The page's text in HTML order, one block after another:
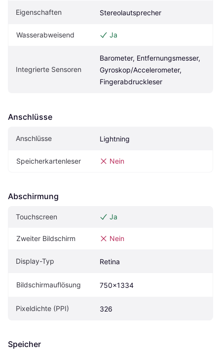
Eigenschaften Stereolautsprecher
Wasserabweisend Ja
Integrierte Sensoren
Barometer, Entfernungsmesser,
Gyroskop/Accelerometer,
Fingerabdruckleser
Anschlüsse
Anschlüsse Lightning
Speicherkartenleser Nein
Abschirmung
Touchscreen Ja
Zweiter Bildschirm Nein
Display-Typ Retina
Bildschirmauflösung 750x1334
Pixeldichte (PPI) 326
Speicher